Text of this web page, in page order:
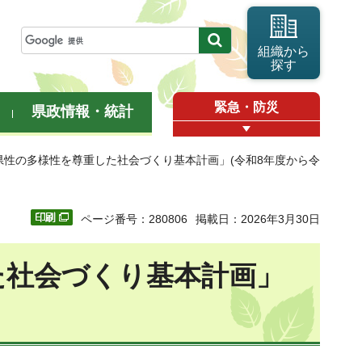
組織から
探す
県政情報・統計 緊急・防災
性の多様性を尊重した社会づくり基本計画」(令和8年度から令
ページ番号：280806 掲載日：2026年3月30日
会づくり基本計画」